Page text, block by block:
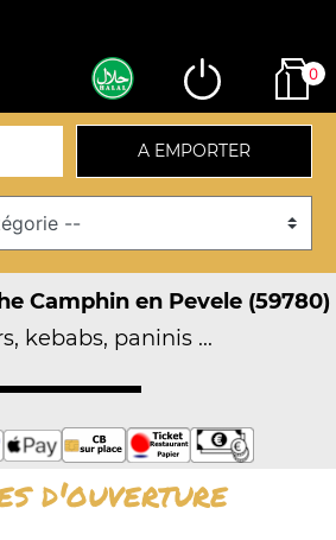
0
A EMPORTER
Camphin en Pevele (59780)
kebabs, paninis ...
d'ouverture